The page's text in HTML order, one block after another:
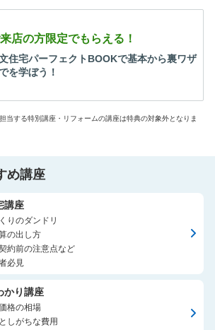
店の方限定でもらえる！
住宅パーフェクトBOOKで基本から裏ワザ
を学ぼう！
当する特別講座・リフォームの講座は特典の対象外となりま
め講座
講座
りのダンドリ
の出し方
約前の注意点など
必見
かり講座
格の相場
しがちな費用